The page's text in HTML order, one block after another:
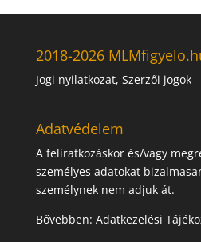
2018-2026
Jogi nyilatkozat, Szerzői jogok
Adatvédelem
A feliratkozáskor és/vagy
személyes adatokat
személynek nem adjuk át.
Bővebben: Adatkezelési